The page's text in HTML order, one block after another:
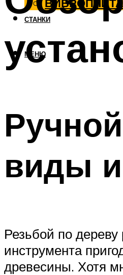
ВИБРОПЛИТА
СТАНКИ
МЕНЮ
виды
Резьбой по
инструмента
древесины. Хотя